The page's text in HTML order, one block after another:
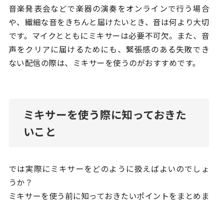
音楽発表会などで楽器の演奏をオンラインで行う場合
や、繊細な音をきちんと届けたいとき、音は何より大切
です。マイクとともにミキサーは必要不可欠。また、音
声をクリアに届けるためにも、緊張感のある失敗でき
ない配信の際は、ミキサーを使うのがおすすめです。
ミキサーを使う際に知っておきた
いこと
では実際にミキサーをどのように扱えばよいのでしょ
うか？
ミキサーを使う前に知っておきたいポイントをまとめま